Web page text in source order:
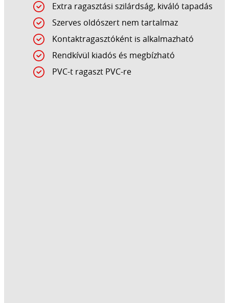
Extra ragasztási szilárdság, kiváló tapadás
Szerves oldószert nem tartalmaz
Kontaktragasztóként is alkalmazható
Rendkívül kiadós és megbízható
PVC-t ragaszt PVC-re